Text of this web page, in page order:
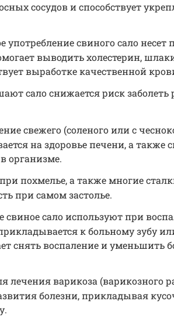
сосудов и способствует
употребление свиного сало несет
выводить холестерин,
выработке качественной
сало снижается риск
свежего (соленого или с
на здоровье печени, а также
организме.
похмелье, а также многие
при самом застолье.
сало используют при
к больному зубу
снять воспаление и уменьшить
лечения варикоза (варикозного
болезни, прикладывая